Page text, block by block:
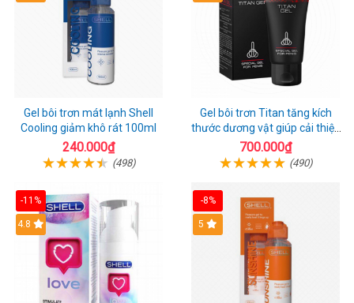
Gel bôi trơn mát lạnh Shell
Cooling giảm khô rát 100ml
240.000₫
(498)
Gel bôi trơn Titan tăng kích
thước dương vật giúp cải thiện
sinh lý 50ml
700.000₫
(490)
-11%
Hot
4.8
-8%
Hot
5